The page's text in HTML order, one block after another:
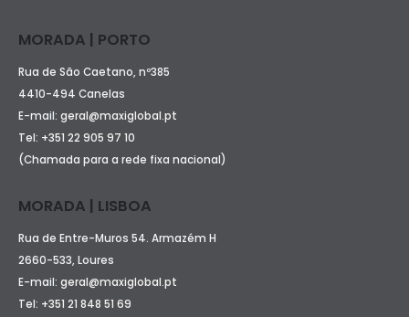
MORADA | PORTO
Rua de São Caetano, nº385
4410-494 Canelas
E-mail: geral@maxiglobal.pt
Tel: +351 22 905 97 10
(Chamada para a rede fixa nacional)
MORADA | LISBOA
Rua de Entre-Muros 54. Armazém H
2660-533, Loures
E-mail: geral@maxiglobal.pt
Tel: +351 21 848 51 69